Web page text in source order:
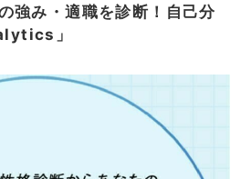
強み・適職を診断！自己分
」